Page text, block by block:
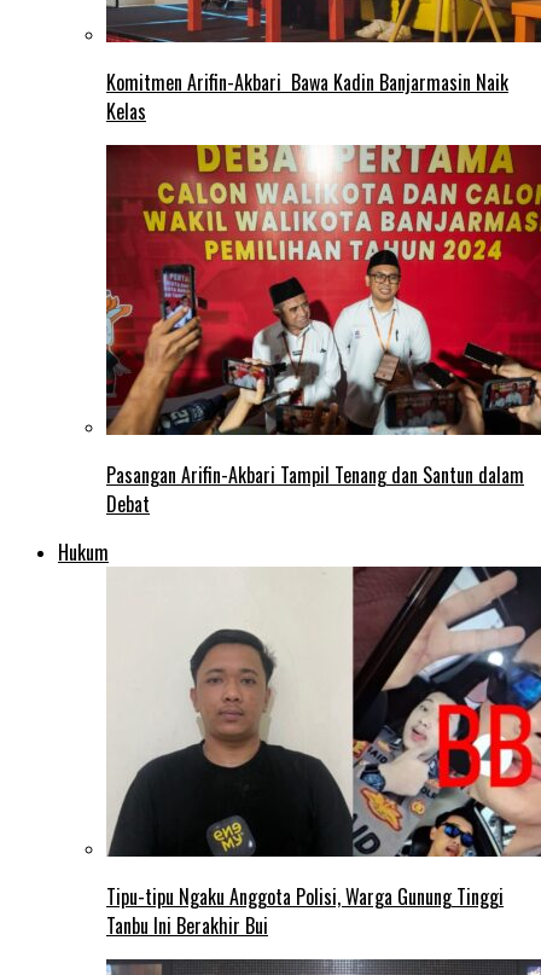
Komitmen Arifin-Akbari Bawa Kadin Banjarmasin Naik
Kelas
Pasangan Arifin-Akbari Tampil Tenang dan Santun dalam
Debat
Hukum
Tipu-tipu Ngaku Anggota Polisi, Warga Gunung Tinggi
Tanbu Ini Berakhir Bui